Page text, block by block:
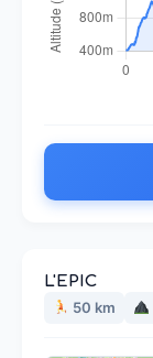
L'EPIC
50 km